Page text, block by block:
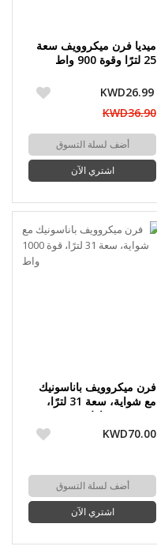
ميديا فرن ميكروويف ​​سعة
25 لترًا وقوة 900 واط
KWD26.99
KWD36.90
أضف لسلة التسوق
اشتري الآن
فرن ميكروويف باناسونيك
مع شواية، سعة 31 لترًا،
KWD70.00
أضف لسلة التسوق
اشتري الآن